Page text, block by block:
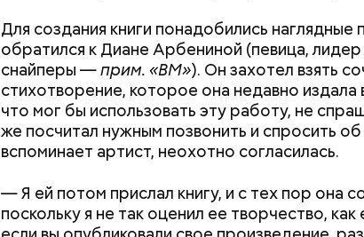
Для создания книги понадобились
обратился к Диане Арбениной (певица,
снайперы —прим. «ВМ»). Он захотел взять
стихотворение, которое она недавно издала
что мог бы использовать эту работу, не
же посчитал нужным позвонить и спросить
вспоминает артист, неохотно согласилась.
— Я ей потом прислал книгу, и с тех пор она
поскольку я не так оценил ее творчество,
кремний — укрепляет кости, зубы, волосы и
омолаживающее действие;
витамин С — работает как антиоксидант,
помогает выработке соединительной
— В момент стресса он держит сосуды под
контролирует более 300 реакций нашего
положительно влияет на нервную систему,
предотвращает спазмы, — пояснила
— В сыром виде не рекомендован,
то не каждый день. Но отмечу, что при
некоторые его свойства, — напомнила
не получить штраф